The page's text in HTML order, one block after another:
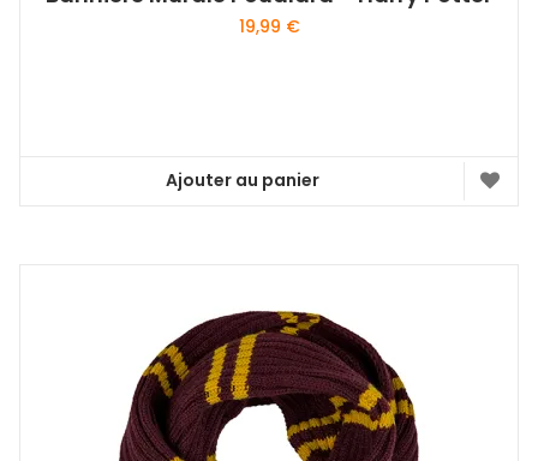
19,99 €
Ajouter au panier